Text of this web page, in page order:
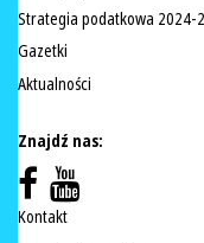
Strategia podatkowa 2024-
Gazetki
Aktualności
Znajdź nas:
Kontakt